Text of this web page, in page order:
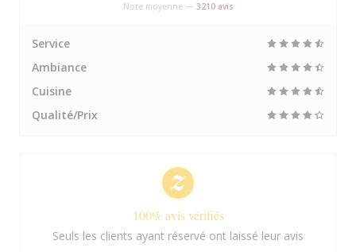
Note moyenne — 3210 avis
Service
Ambiance
Cuisine
Qualité/Prix
100% avis vérifiés
Seuls les clients ayant réservé ont laissé leur avis